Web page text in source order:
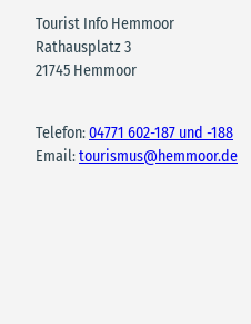
Tourist Info Hemmoor
Rathausplatz 3
21745 Hemmoor
Telefon:04771 602-187 und -188
Email:tourismus@hemmoor.de